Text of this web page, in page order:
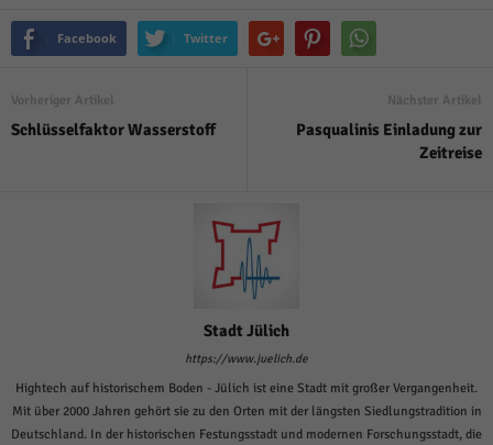
Facebook Twitter
Vorheriger Artikel
Schlüsselfaktor Wasserstoff
Nächster Artikel
Pasqualinis Einladung zur
Zeitreise
Stadt Jülich
https://www.juelich.de
Hightech auf historischem Boden - Jülich ist eine Stadt mit großer Vergangenheit.
Mit über 2000 Jahren gehört sie zu den Orten mit der längsten Siedlungstradition in
Deutschland. In der historischen Festungsstadt und modernen Forschungsstadt, die